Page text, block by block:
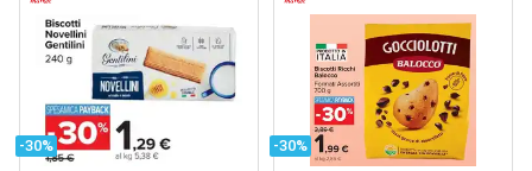
-30% -30%